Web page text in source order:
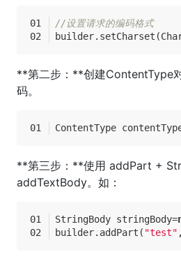
//设置请求的编码格式
**第二步：**创建ContentType
码。
ContentType
**第三步：**使用 addPart +
addTextBody。如：
StringBody stringBody=
builder.addPart( "test"